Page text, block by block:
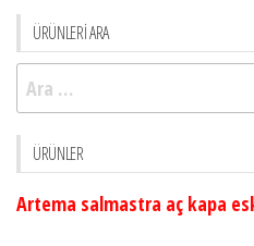
ÜRÜNLERİ ARA
Arama:
ÜRÜNLER
Artema salmastra aç kapa